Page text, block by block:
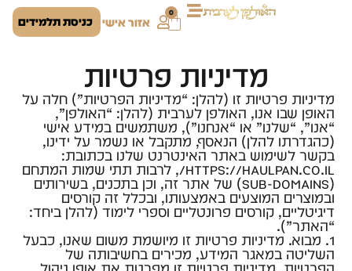
0
אזור אישי כניסת תלמידים
מדיניות פרטיות
מדיניות פרטיות זו (להלן: “מדיניות הפרטיות”) חלה על
האופן שבו אנו, האולפן לערבית (להלן: “האולפן”,
“אנו”, “שלנו” או “אנחנו”), משתמשים במידע אישי
(כהגדרתו להלן) הנאסף, מתקבל או נשמר על ידינו,
בקשר לשימוש באתר האינטרנט שלנו בכתובת:
https://haulpan.co.il/, לרבות תתי שמות המתחם
(sub-domains) של אתר זה, וכן בתכנים, בשירותים
ובמוצרים המוצעים באמצעותו, ובכלל זה קורסים
דיגיטליים, קורסים פרונטליים וספרי לימוד (להלן ביחד:
“האתר”).
1. מבוא. מדיניות פרטיות זו מיושמת משום שאנו, כבעל
השליטה במאגר המידע, מכירים בחשיבותה של